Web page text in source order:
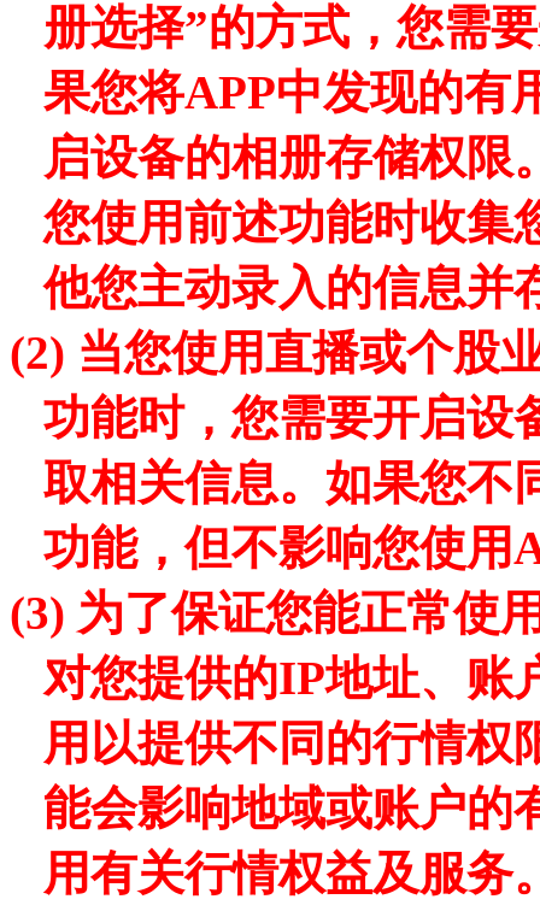
册选择”的方式，您需
果您将APP中发现的有
启设备的相册存储权限
您使用前述功能时收集
他您主动录入的信息并
(2) 当您使用直播或个股
功能时，您需要开启设
取相关信息。如果您不
功能，但不影响您使用
(3) 为了保证您能正常使
对您提供的IP地址、账
用以提供不同的行情权
能会影响地域或账户的
用有关行情权益及服务